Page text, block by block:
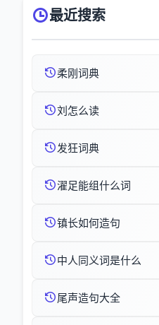
最近搜索
柔刚词典
刘怎么读
发狂词典
濯足能组什么词
镇长如何造句
中人同义词是什么
尾声造句大全